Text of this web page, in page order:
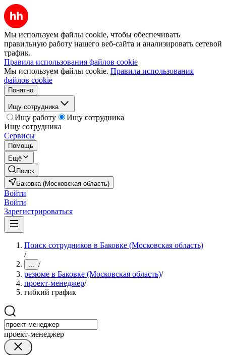
Мы используем файлы cookie, чтобы обеспечивать
правильную работу нашего веб-сайта и анализировать сетевой
трафик.
Правила использования файлов cookie
Мы используем файлы cookie. Правила использования
файлов cookie
Понятно
Ищу сотрудника
Ищу работу
Ищу сотрудника
Ищу сотрудника
Сервисы
Помощь
Ещё
Поиск
Баковка (Московская область)
Войти
Войти
Зарегистрироваться
Поиск сотрудников в Баковке (Московская область)
/
... /
резюме в Баковке (Московская область)/
проект-менеджер/
гибкий график
проект-менеджер